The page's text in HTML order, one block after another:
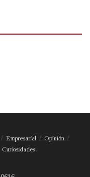
Empresarial
Opinión
Curiosidades